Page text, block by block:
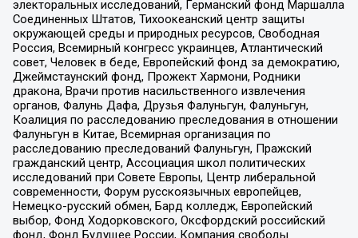
электоральных исследований, Германский фонд Маршалла
Соединенных Штатов, Тихоокеанский центр защиты
окружающей среды и природных ресурсов, Свободная
Россия, Всемирный конгресс украинцев, Атлантический
совет, Человек в беде, Европейский фонд за демократию,
Джеймстаунский фонд, Прожект Хармони, Родники
дракона, Врачи против насильственного извлечения
органов, Фалунь Дафа, Друзья Фалуньгун, Фалуньгун,
Коалиция по расследованию преследования в отношении
Фалуньгун в Китае, Всемирная организация по
расследованию преследований Фалуньгун, Пражский
гражданский центр, Ассоциация школ политических
исследований при Совете Европы, Центр либеральной
современности, Форум русскоязычных европейцев,
Немецко-русский обмен, Бард колледж, Европейский
выбор, Фонд Ходорковского, Оксфордский российский
фонд, Фонд Будущее России, Компания свободы